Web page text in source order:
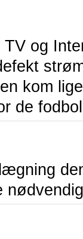
TV og
kom
de